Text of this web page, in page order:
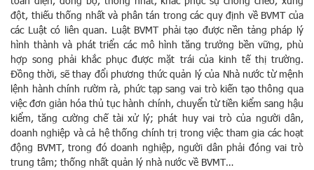
đột, thiếu thống nhất và phân tán trong các quy định về BVMT của
các Luật có liên quan. Luật BVMT phải tạo được nền tảng pháp lý
hình thành và phát triển các mô hình tăng trưởng bền vững, phù
hợp song phải khắc phục được mặt trái của kinh tế thị trường.
Đồng thời, sẽ thay đổi phương thức quản lý của Nhà nước từ mệnh
lệnh hành chính rườm rà, phức tạp sang vai trò kiến tạo thông qua
việc đơn giản hóa thủ tục hành chính, chuyển từ tiền kiểm sang hậu
kiểm, tăng cường chế tài xử lý; phát huy vai trò của người dân,
doanh nghiệp và cả hệ thống chính trị trong việc tham gia các hoạt
động BVMT, trong đó doanh nghiệp, người dân phải đóng vai trò
trung tâm; thống nhất quản lý nhà nước về BVMT…